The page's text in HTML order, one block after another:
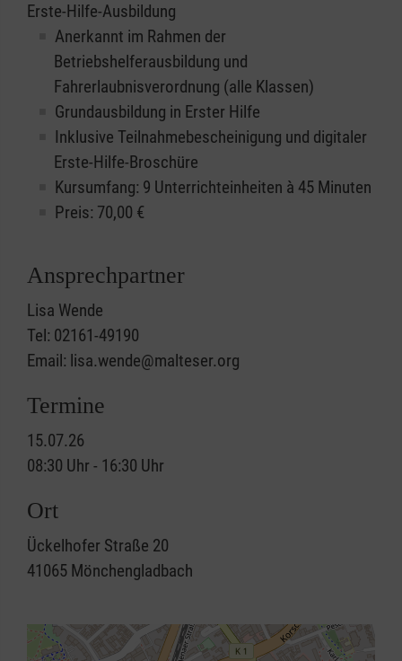
Erste-Hilfe-Ausbildung
Anerkannt im Rahmen der
Betriebshelferausbildung und
Fahrerlaubnisverordnung (alle Klassen)
Grundausbildung in Erster Hilfe
Inklusive Teilnahmebescheinigung und digitaler
Erste-Hilfe-Broschüre
Kursumfang: 9 Unterrichteinheiten à 45 Minuten
Preis: 70,00 €
Ansprechpartner
Lisa Wende
Tel: 02161-49190
Email: lisa.wende@malteser.org
Termine
15.07.26
08:30 Uhr - 16:30 Uhr
Ort
Ückelhofer Straße 20
41065 Mönchengladbach